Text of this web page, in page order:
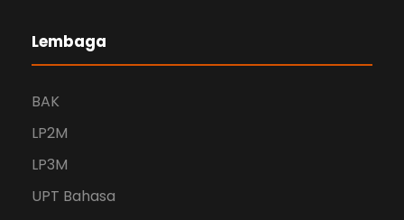
Lembaga
BAK
LP2M
LP3M
UPT Bahasa